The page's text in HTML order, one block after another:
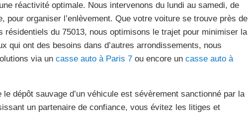
réactivité optimale. Nous intervenons du lundi au samedi, de
pour organiser l’enlèvement. Que votre voiture se trouve près de
résidentiels du 75013, nous optimisons le trajet pour minimiser la
qui ont des besoins dans d’autres arrondissements, nous
via un casse auto à Paris 7ou encore un casse auto à
le dépôt sauvage d’un véhicule est sévèrement sanctionné par la
un partenaire de confiance, vous évitez les litiges et